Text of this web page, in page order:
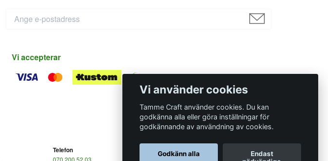
Vi accepterar
Telefon
070 200 52 03
Organisationsnummer
Vi använder cookies
Tamme Craft använder cookies. Du kan
godkänna alla eller göra inställningar för
godkännande av användning av cookies.
Godkänn alla
Endast